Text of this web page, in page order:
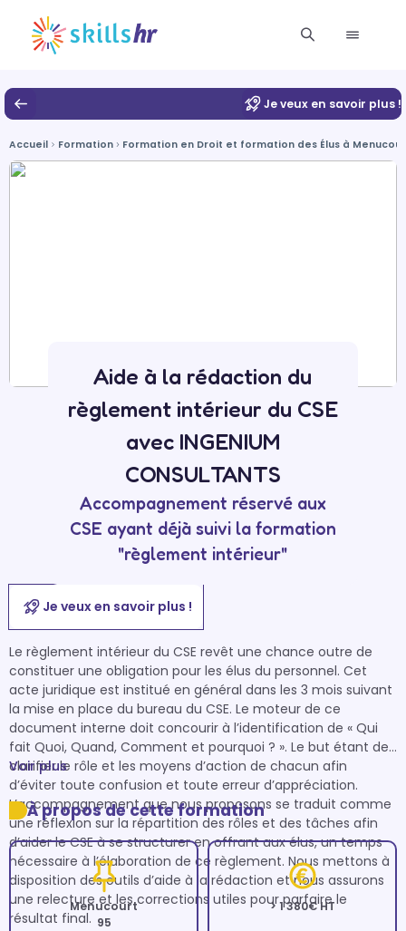
Je veux en savoir plus !
Accueil Formation Formation en Droit et formation des Élus à
Aide à la rédaction du
règlement intérieur du CSE
avec INGENIUM
CONSULTANTS
Accompagnement réservé aux
CSE ayant déjà suivi la formation
"règlement intérieur"
Je veux en savoir plus !
Le règlement intérieur du CSE revêt une chance outre de
constituer une obligation pour les élus du personnel. Cet
acte juridique est institué en général dans les 3 mois suivant
la mise en place du bureau du CSE. Le moteur de ce
document interne doit concourir à l’identification de « Qui
fait Quoi, Quand, Comment et pourquoi ? ». Le but étant de
clarifier le rôle et les moyens d’action de chacun afin
d’éviter toute confusion et toute erreur d’appréciation.
L’accompagnement que nous proposons se traduit comme
une réflexion sur la répartition des rôles et des tâches afin
d’aider le CSE à se structurer en offrant aux élus, un temps
nécessaire à l’élaboration de ce règlement. Nous mettons à
disposition des outils d’aide à la rédaction et nous assurons
une relecture et les corrections utiles pour parfaire le
résultat final.
Voir plus
À propos de cette formation
Menucourt
95
> 1 380€ HT